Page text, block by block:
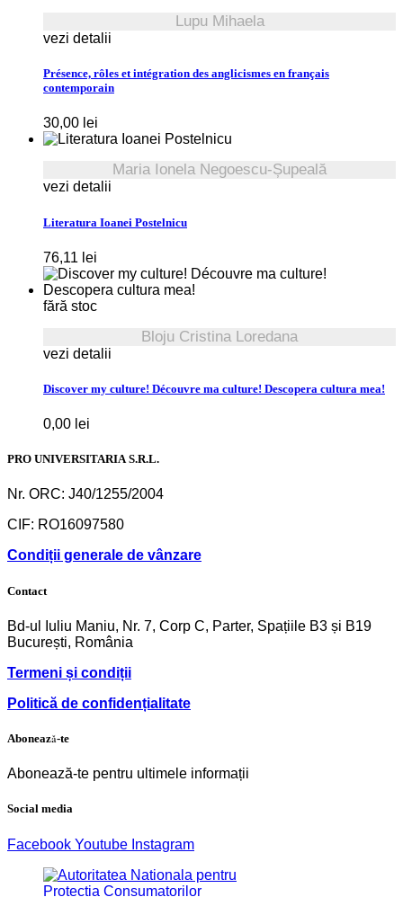
Lupu Mihaela
vezi detalii
Présence, rôles et intégration des anglicismes en français
contemporain
30,00 lei
Maria Ionela Negoescu-Șupeală
vezi detalii
Literatura Ioanei Postelnicu
76,11 lei
fără stoc
Bloju Cristina Loredana
vezi detalii
Discover my culture! Découvre ma culture! Descopera cultura mea!
0,00 lei
PRO UNIVERSITARIA S.R.L.
Nr. ORC: J40/1255/2004
CIF: RO16097580
Condiții generale de vânzare
Contact
Bd-ul Iuliu Maniu, Nr. 7, Corp C, Parter, Spațiile B3 și B19
București, România
Termeni și condiții
Politică de confidențialitate
Abonează-te
Abonează-te pentru ultimele informații
Social media
Facebook Youtube Instagram